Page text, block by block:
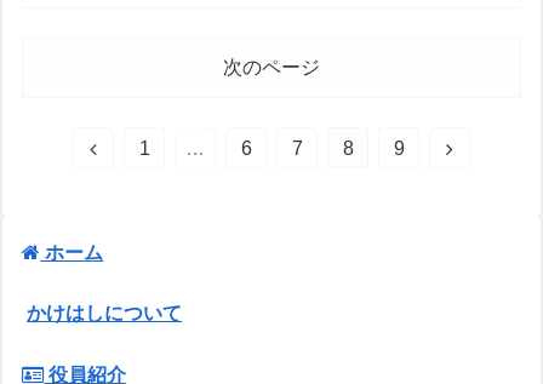
次のページ
1 … 6 7 8 9
ホーム
かけはしについて
役員紹介